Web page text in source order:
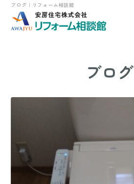
ブログ｜リフォーム相談館
ブログ